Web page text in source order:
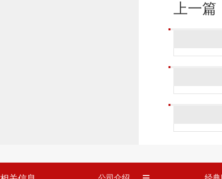
上一篇